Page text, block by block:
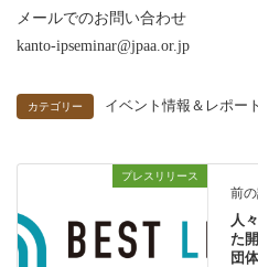
メールでのお問い合わせ
kanto-ipseminar@jpaa.or.jp
カテゴリー イベント情報＆レポート
プレスリリース
前
人
た
団